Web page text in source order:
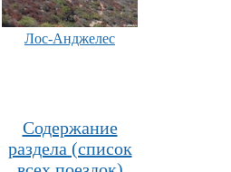
Лос-Анджелес
Содержание
раздела (список